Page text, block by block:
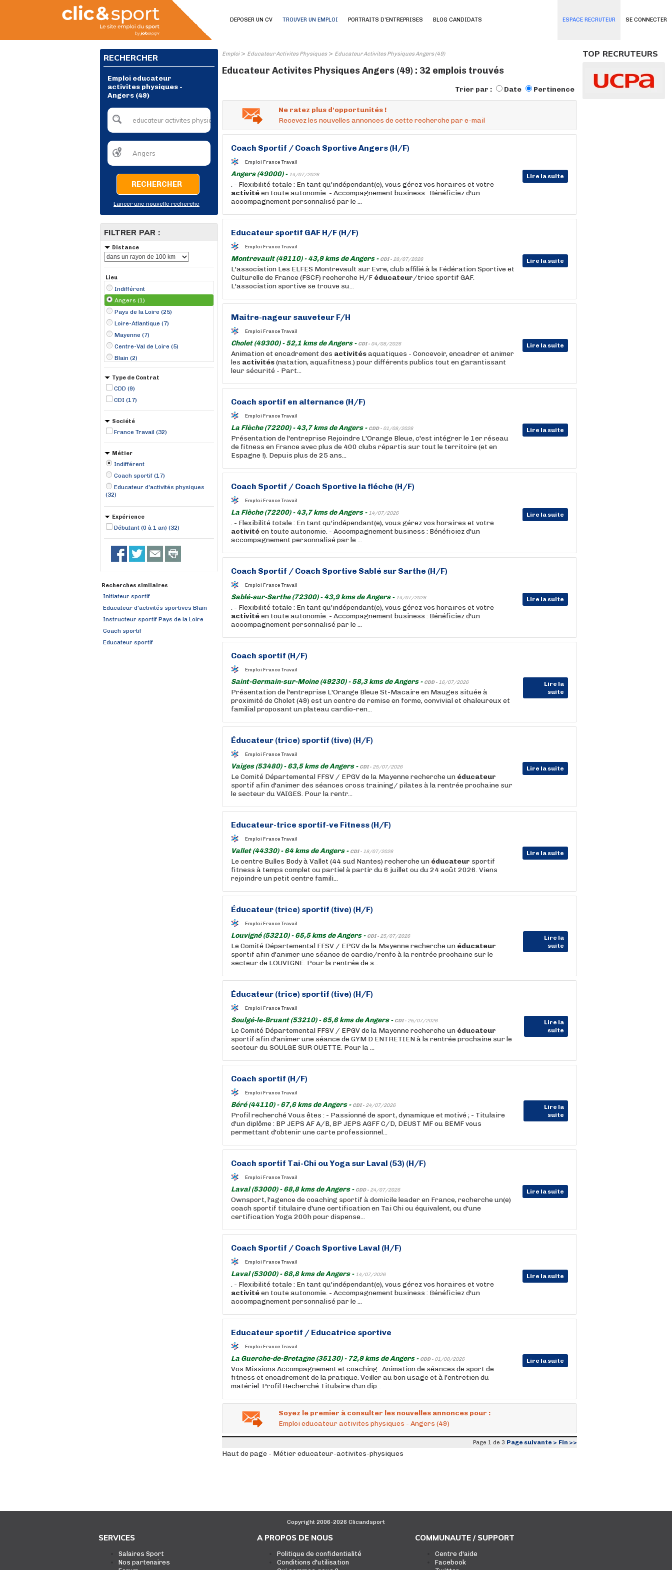
SE CONNECTER
DEPOSER UN CV TROUVER UN EMPLOI PORTRAITS D'ENTREPRISES BLOG CANDIDATS ESPACE RECRUTEUR
RECHERCHER
Emploi educateur
activites physiques -
Angers (49)
RECHERCHER
Lancer une nouvelle recherche
FILTRER PAR :
Distance
Lieu
Indifférent
Angers (1)
Pays de la Loire (25)
Loire-Atlantique (7)
Mayenne (7)
Centre-Val de Loire (5)
Blain (2)
La Flèche (2)
Laval (2)
Le Mans (2)
Tours (2)
Joué-lès-Tours (1)
Type de Contrat
CDD (9)
CDI (17)
Société
France Travail (32)
Métier
Indifférent
Coach sportif (17)
Educateur d'activités physiques
(32)
Expérience
Débutant (0 à 1 an) (32)
Recherches similaires
Initiateur sportif
Educateur d'activités sportives Blain
Instructeur sportif Pays de la Loire
Coach sportif
Educateur sportif
Emploi> Educateur Activites Physiques> Educateur Activites Physiques Angers (49)
Educateur Activites Physiques Angers (49) : 32 emplois trouvés
Trier par : Date Pertinence
Ne ratez plus d'opportunités !
Recevez les nouvelles annonces de cette recherche par e-mail
Coach Sportif / Coach Sportive Angers (H/F)
Emploi France Travail
Angers (49000) - 14/07/2026 Lire la suite
. - Flexibilité totale : En tant qu'indépendant(e), vous gérez vos horaires et votre
activitéen toute autonomie. - Accompagnement business : Bénéficiez d'un
accompagnement personnalisé par le ...
Educateur sportif GAF H/F (H/F)
Emploi France Travail
Montrevault (49110) - 43,9 kms de Angers - CDI - 28/07/2026 Lire la suite
L'association Les ELFES Montrevault sur Evre, club affilié à la Fédération Sportive et
Culturelle de France (FSCF) recherche H/F éducateur/trice sportif GAF.
L'association sportive se trouve su...
Maitre-nageur sauveteur F/H
Emploi France Travail
Cholet (49300) - 52,1 kms de Angers - CDI - 04/08/2026 Lire la suite
Animation et encadrement des activitésaquatiques - Concevoir, encadrer et animer
les activités(natation, aquafitness.) pour différents publics tout en garantissant
leur sécurité - Part...
Coach sportif en alternance (H/F)
Emploi France Travail
La Flèche (72200) - 43,7 kms de Angers - CDD - 01/08/2026 Lire la suite
Présentation de l'entreprise Rejoindre L'Orange Bleue, c'est intégrer le 1er réseau
de fitness en France avec plus de 400 clubs répartis sur tout le territoire (et en
Espagne !). Depuis plus de 25 ans...
Coach Sportif / Coach Sportive la fléche (H/F)
Emploi France Travail
La Flèche (72200) - 43,7 kms de Angers - 14/07/2026 Lire la suite
. - Flexibilité totale : En tant qu'indépendant(e), vous gérez vos horaires et votre
activitéen toute autonomie. - Accompagnement business : Bénéficiez d'un
accompagnement personnalisé par le ...
Coach Sportif / Coach Sportive Sablé sur Sarthe (H/F)
Emploi France Travail
Sablé-sur-Sarthe (72300) - 43,9 kms de Angers - 14/07/2026 Lire la suite
. - Flexibilité totale : En tant qu'indépendant(e), vous gérez vos horaires et votre
activitéen toute autonomie. - Accompagnement business : Bénéficiez d'un
accompagnement personnalisé par le ...
Coach sportif (H/F)
Emploi France Travail
Saint-Germain-sur-Moine (49230) - 58,3 kms de Angers - CDD - 16/07/2026
Lire la
suite
Présentation de l'entreprise L'Orange Bleue St-Macaire en Mauges située à
proximité de Cholet (49) est un centre de remise en forme, convivial et chaleureux et
familial proposant un plateau cardio-ren...
Éducateur (trice) sportif (tive) (H/F)
Emploi France Travail
Vaiges (53480) - 63,5 kms de Angers - CDI - 25/07/2026 Lire la suite
Le Comité Départemental FFSV / EPGV de la Mayenne recherche un éducateur
sportif afin d'animer des séances cross training/ pilates à la rentrée prochaine sur
le secteur du VAIGES. Pour la rentr...
Educateur-trice sportif-ve Fitness (H/F)
Emploi France Travail
Vallet (44330) - 64 kms de Angers - CDI - 18/07/2026 Lire la suite
Le centre Bulles Body à Vallet (44 sud Nantes) recherche un éducateur sportif
fitness à temps complet ou partiel à partir du 6 juillet ou du 24 août 2026. Viens
rejoindre un petit centre famili...
Éducateur (trice) sportif (tive) (H/F)
Emploi France Travail
Louvigné (53210) - 65,5 kms de Angers - CDI - 25/07/2026
Lire la
suite
Le Comité Départemental FFSV / EPGV de la Mayenne recherche un éducateur
sportif afin d'animer une séance de cardio/renfo à la rentrée prochaine sur le
secteur de LOUVIGNE. Pour la rentrée de s...
Éducateur (trice) sportif (tive) (H/F)
Emploi France Travail
Soulgé-le-Bruant (53210) - 65,6 kms de Angers - CDI - 25/07/2026
Lire la
suite
Le Comité Départemental FFSV / EPGV de la Mayenne recherche un éducateur
sportif afin d'animer une séance de GYM D ENTRETIEN à la rentrée prochaine sur le
secteur du SOULGE SUR OUETTE. Pour la ...
Coach sportif (H/F)
Emploi France Travail
Béré (44110) - 67,6 kms de Angers - CDI - 24/07/2026
Lire la
suite
Profil recherché Vous êtes : - Passionné de sport, dynamique et motivé ; - Titulaire
d'un diplôme : BP JEPS AF A/B, BP JEPS AGFF C/D, DEUST MF ou BEMF vous
permettant d'obtenir une carte professionnel...
Coach sportif Tai-Chi ou Yoga sur Laval (53) (H/F)
Emploi France Travail
Laval (53000) - 68,8 kms de Angers - CDD - 24/07/2026 Lire la suite
Ownsport, l'agence de coaching sportif à domicile leader en France, recherche un(e)
coach sportif titulaire d'une certification en Tai Chi ou équivalent, ou d'une
certification Yoga 200h pour dispense...
Coach Sportif / Coach Sportive Laval (H/F)
Emploi France Travail
Laval (53000) - 68,8 kms de Angers - 14/07/2026 Lire la suite
. - Flexibilité totale : En tant qu'indépendant(e), vous gérez vos horaires et votre
activitéen toute autonomie. - Accompagnement business : Bénéficiez d'un
accompagnement personnalisé par le ...
Educateur sportif / Educatrice sportive
Emploi France Travail
La Guerche-de-Bretagne (35130) - 72,9 kms de Angers - CDD - 01/08/2026 Lire la suite
Vos Missions Accompagnement et coaching . Animation de séances de sport de
fitness et encadrement de la pratique. Veiller au bon usage et à l'entretien du
matériel. Profil Recherché Titulaire d'un dip...
Soyez le premier à consulter les nouvelles annonces pour :
Emploi educateur activites physiques - Angers (49)
Page 1 de 3 Page suivante > Fin >>
Haut de page - Métier educateur-activites-physiques
TOP RECRUTEURS
Copyright 2006-2026 Clicandsport
SERVICES
Salaires Sport
Nos partenaires
A PROPOS DE NOUS
Politique de confidentialité
Conditions d'utilisation
COMMUNAUTE / SUPPORT
Centre d'aide
Facebook